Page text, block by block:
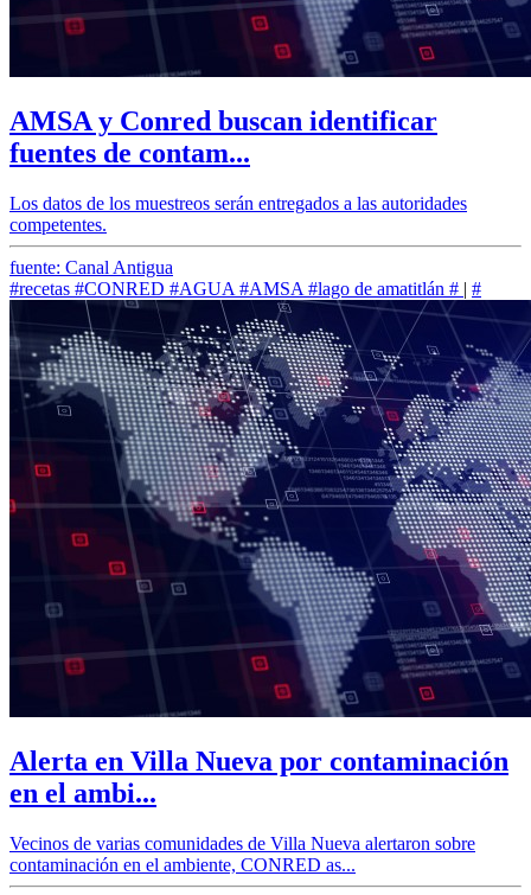
AMSA y Conred buscan identificar
fuentes de contam...
Los datos de los muestreos serán entregados a las autoridades
competentes.
fuente: Canal Antigua
#recetas #CONRED #AGUA #AMSA #lago de amatitlán # | #
Alerta en Villa Nueva por contaminación
en el ambi...
Vecinos de varias comunidades de Villa Nueva alertaron sobre
contaminación en el ambiente, CONRED as...